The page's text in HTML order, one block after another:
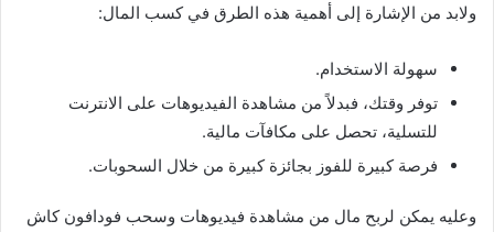
ولابد من الإشارة إلى أهمية هذه الطرق في كسب المال:
سهولة الاستخدام.
توفر وقتك، فبدلاً من مشاهدة الفيديوهات على الانترنت
للتسلية، تحصل على مكافآت مالية.
فرصة كبيرة للفوز بجائزة كبيرة من خلال السحوبات.
وعليه يمكن لربح مال من مشاهدة فيديوهات وسحب فودافون كاش